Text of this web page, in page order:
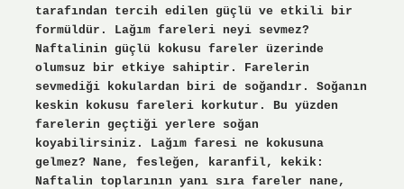
tarafından tercih edilen güçlü ve etkili bir
formüldür. Lağım fareleri neyi sevmez?
Naftalinin güçlü kokusu fareler üzerinde
olumsuz bir etkiye sahiptir. Farelerin
sevmediği kokulardan biri de soğandır. Soğanın
keskin kokusu fareleri korkutur. Bu yüzden
farelerin geçtiği yerlere soğan
koyabilirsiniz. Lağım faresi ne kokusuna
gelmez? Nane, fesleğen, karanfil, kekik:
Naftalin toplarının yanı sıra fareler nane,